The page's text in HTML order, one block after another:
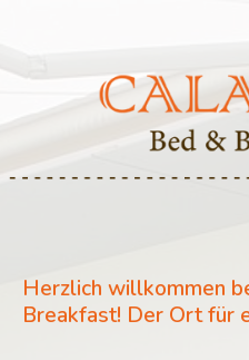
Herzlich willkommen
Breakfast! Der Ort für